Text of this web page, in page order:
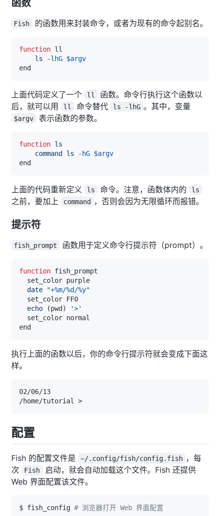
函数
Fish 的函数用来封装命令，或者为现有的命令起别名。
function
ls
-lhG $argv
上面代码定义了一个 ll
函数。命令行执行这个函数以
后，就可以用
ll 命令替代 ls -lhG 。其中，变量
$argv 表示函数的参数。
function ls
command
ls -hG $argv
上面的代码重新定义 ls 命令。注意，函数体内的 ls
之前，要加上 command ，否则会因为无限循环而报错。
提示符
fish_prompt 函数用于定义命令行提示符（prompt）。
function
date
"+%m/%d/%y"
echo
(pwd )
'>'
执行上面的函数以后，你的命令行提示符就会变成下面这
样。
配置
Fish 的配置文件是 ~/.config/fish/config.fish ，每
次
Fish
启动，就会自动加载这个文件。Fish 还提供
Web 界面配置该文件。
$ fish_config # 浏览器打开 Web 界面配置